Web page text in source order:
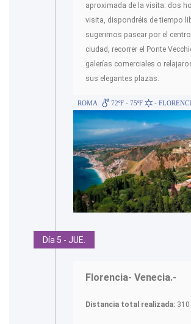
aproximada de la visita: dos
visita, dispondréis de tiempo
sugerimos pasear por el
ciudad, recorrer el Ponte
galerías comerciales o
sus elegantes plazas.
ROMA 72ºF - 75ºF -
Día 5 - JUE.
Florencia- Venecia.-
Distancia total realizada: 310